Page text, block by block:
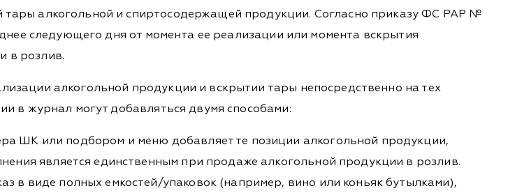
алкогольной и спиртосодержащей продукции. Согласно приказу ФС РАР №
следующего дня от момента ее реализации или момента вскрытия
в розлив.
алкогольной продукции и вскрытии тары непосредственно на тех
в журнал могут добавляться двумя способами:
ШК или подбором и меню добавляет те позиции алкогольной продукции,
является единственным при продаже алкогольной продукции в розлив.
в виде полных емкостей/упаковок (например, вино или коньяк бутылками),